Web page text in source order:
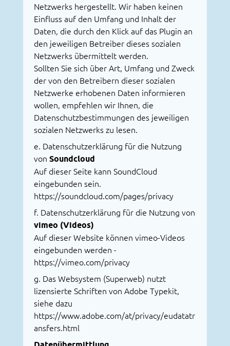
Netzwerks hergestellt. Wir haben keinen
Einfluss auf den Umfang und Inhalt der
Daten, die durch den Klick auf das Plugin an
den jeweiligen Betreiber dieses sozialen
Netzwerks übermittelt werden.
Sollten Sie sich über Art, Umfang und Zweck
der von den Betreibern dieser sozialen
Netzwerke erhobenen Daten informieren
wollen, empfehlen wir Ihnen, die
Datenschutzbestimmungen des jeweiligen
sozialen Netzwerks zu lesen.
e. Datenschutzerklärung für die Nutzung
von Soundcloud
Auf dieser Seite kann SoundCloud
eingebunden sein.
https://soundcloud.com/pages/privacy
f. Datenschutzerklärung für die Nutzung von
vimeo (Videos)
Auf dieser Website können vimeo-Videos
eingebunden werden -
https://vimeo.com/privacy
g. Das Websystem (Superweb) nutzt
lizensierte Schriften von Adobe Typekit,
siehe dazu
https://www.adobe.com/at/privacy/eudatatr
ansfers.html